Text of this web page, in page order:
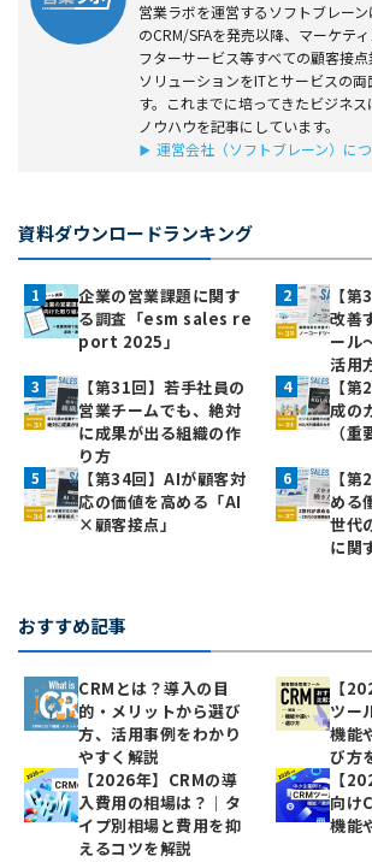
営業ラボを運営するソフトブレー
のCRM/SFAを発売以降、マーケテ
フターサービス等すべての顧客接
ソリューションをITとサービスの
す。これまでに培ってきたビジネ
ノウハウを記事にしています。
運営会社（ソフトブレーン）に
資料ダウンロードランキング
企業の営業課題に関す
る調査「esm sales re
port 2025」
【
改善
ール
活用
【第31回】若手社員の
営業チームでも、絶対
に成果が出る組織の作
り方
【
成の
（重
【第34回】AIが顧客対
応の価値を高める「AI
×顧客接点」
【
める
世代
に関
おすすめ記事
CRMとは？導入の目
的・メリットから選び
方、活用事例をわかり
やすく解説
【
ツー
機能
び方
【2026年】CRMの導
入費用の相場は？｜タ
イプ別相場と費用を抑
えるコツを解説
【
向け
機能